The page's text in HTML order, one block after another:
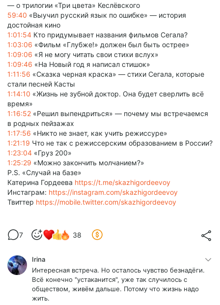
— о трилогии «Три цвета» Кеслёвского
59:40 «Выучил русский язык по ошибке» — история
достойная кино
1:01:54 Кто придумывает названия фильмов Сегала?
1:03:06 «Фильм «Глубже!» должен был быть острее»
1:09:06 «Я не могу читать свои стихи вслух»
1:09:46 «На Новый год я написал стишок»
1:11:56 «Сказка черная краска» — стихи Сегала, которые
стали песней Касты
1:14:10 «Жизнь не зубной доктор. Она будет сверлить всё
время»
1:16:52 «Решил выпендриться» — почему мы встречаемся
в родных пейзажах
1:17:56 «Никто не знает, как учить режиссуре»
1:21:19 Что не так с режиссерским образованием в России?
1:23:04 «Груз 200»
1:25:29 «Можно закончить молчанием?»
P.S. «Случай на базе»
Катерина Гордеева https://t.me/skazhigordeevoy
Инстаграм: https://instagram.com/skazhigordeevoy
Твиттер https://mobile.twitter.com/skazhigordeevoy
7 38
Irina
Интересная встреча. Но осталось чувство безнадёги.
Всё конечно "устаканится", уже так случилось с
обществом, живём дальше. Потому что жизнь надо
жить.